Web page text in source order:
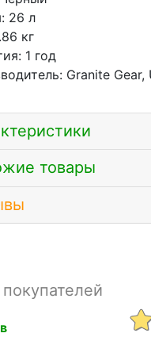
26 л
кг
1 год
Granite Gear,
товары